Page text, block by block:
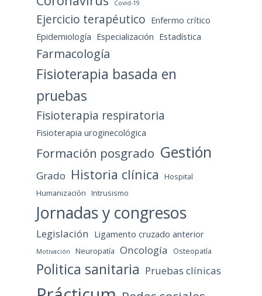
Covid-19
Ejercicio terapéutico Enfermo crítico
Epidemiología Especialización Estadística
Farmacología
Fisioterapia basada en
pruebas
Fisioterapia respiratoria
Fisioterapia uroginecológica
Formación posgrado Gestión
Grado Historia clínica
Hospital
Humanización Intrusismo
Jornadas y congresos
Legislación Ligamento cruzado anterior
Motivación Neuropatía Oncología Osteopatía
Politica sanitaria Pruebas clínicas